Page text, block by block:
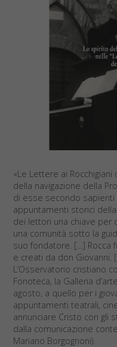
«Le Lettere ai
della navigazione della
di esse secondo sapienti
appuntamenti storici
dei lettori una chiave per
una comunità sotto la
suo fondatore. [...]
e creati da don Giovanni.
L’Osservatorio cristiano
Fonoteca, la Galleria
agosto, a quello per i
appuntamenti teatrali,
annunciare Cristo con gli
dalla comunicazione
Mariano Borgognoni).